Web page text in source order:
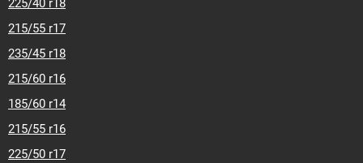
225/40 r18
215/55 r17
235/45 r18
215/60 r16
185/60 r14
215/55 r16
225/50 r17